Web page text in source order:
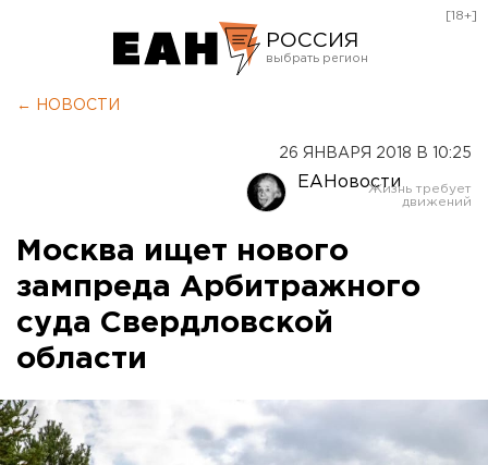
РОССИЯ
Оренбург
[18+]
← НОВОСТИ
26 ЯНВАРЯ 2018 В 10:25
ЕАНовости
Москва ищет нового
зампреда Арбитражного
суда Свердловской
области